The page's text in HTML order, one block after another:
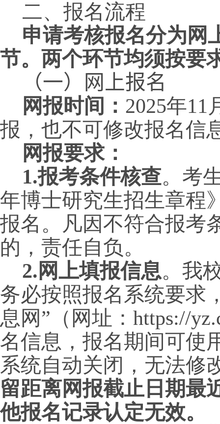
二、报名流程
申请考核报名分为网
节。两个环节均须按要
（一）网上报名
网报时间： 2025年11
报，也不可修改报名信
网报要求：
1.报考条件核查。考
年博士研究生招生章程
报名。凡因不符合报考
的，责任自负。
2. 网上填报信息。我
务必按照报名系统要求
息网”（网址：https://
名信息，报名期间可使
系统自动关闭，无法修
留距离网报截止日期最
他报名记录认定无效。